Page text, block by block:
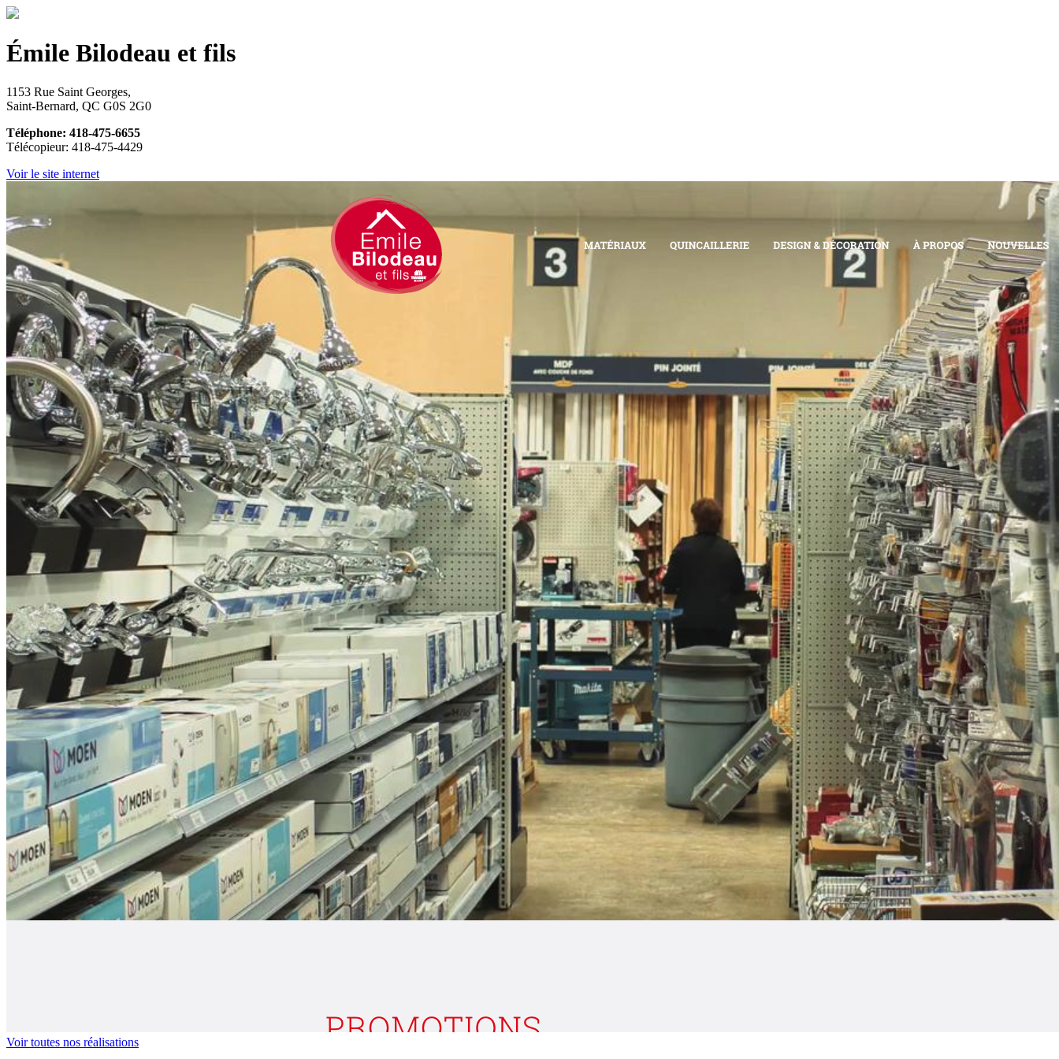
Émile Bilodeau et fils
1153 Rue Saint Georges,
Saint-Bernard, QC G0S 2G0
Téléphone: 418-475-6655
Télécopieur: 418-475-4429
Voir le site internet
Voir toutes nos réalisations